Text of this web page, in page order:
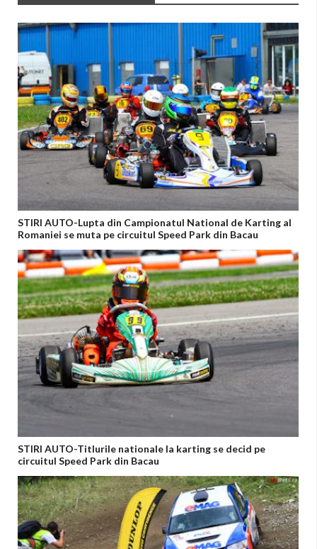
STIRI AUTO-Lupta din Campionatul National de Karting al
Romaniei se muta pe circuitul Speed Park din Bacau
STIRI AUTO-Titlurile nationale la karting se decid pe
circuitul Speed Park din Bacau